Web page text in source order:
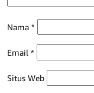
Nama *
Email *
Situs Web